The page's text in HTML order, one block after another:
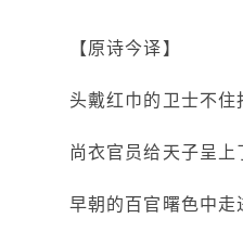
【原诗今译】
头戴红巾的卫士不住
尚衣官员给天子呈上
早朝的百官曙色中走